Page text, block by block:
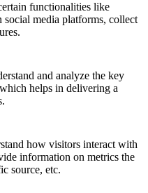
functionalities like
social media platforms, collect
and analyze the key
helps in delivering a
how visitors interact with
information on metrics the
source, etc.